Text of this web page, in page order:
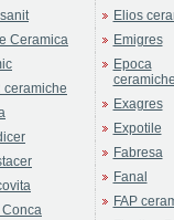
Ceramica
ceramiche
Conca
Elios
Emigres
Epoca
Exagres
Expotile
Fabresa
Fanal
FAP